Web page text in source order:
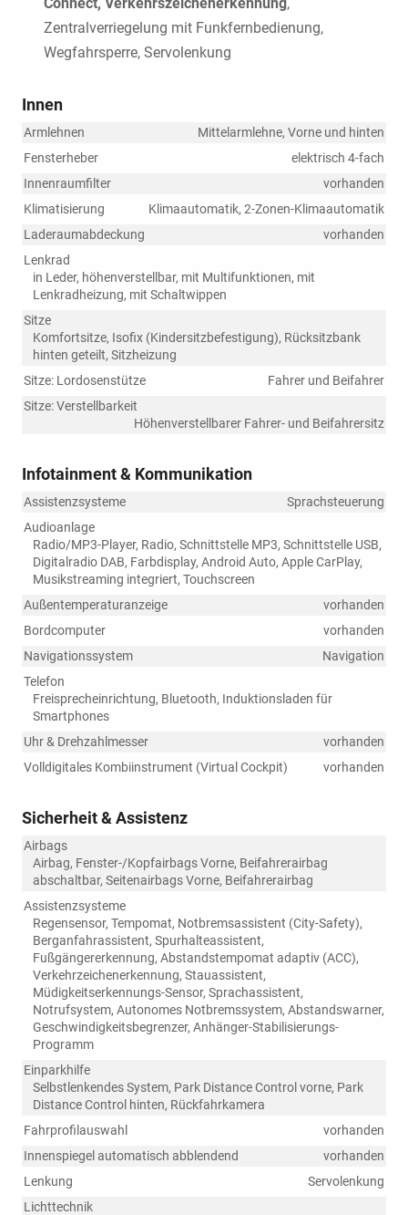
Connect, Verkehrszeichenerkennung ,
Zentralverriegelung mit Funkfernbedienung,
Wegfahrsperre, Servolenkung
Innen
Armlehnen
Mittelarmlehne, Vorne und hinten
Fensterheber
elektrisch 4-fach
Innenraumfilter
vorhanden
Klimatisierung
Klimaautomatik, 2-Zonen-Klimaautomatik
Laderaumabdeckung
vorhanden
Lenkrad
in Leder, höhenverstellbar, mit Multifunktionen, mit
Lenkradheizung, mit Schaltwippen
Sitze
Komfortsitze, Isofix (Kindersitzbefestigung), Rücksitzbank
hinten geteilt, Sitzheizung
Sitze: Lordosenstütze
Fahrer und Beifahrer
Sitze: Verstellbarkeit
Höhenverstellbarer Fahrer- und Beifahrersitz
Infotainment & Kommunikation
Assistenzsysteme
Sprachsteuerung
Audioanlage
Radio/MP3-Player, Radio, Schnittstelle MP3, Schnittstelle USB,
Digitalradio DAB, Farbdisplay, Android Auto, Apple CarPlay,
Musikstreaming integriert, Touchscreen
Außentemperaturanzeige
vorhanden
Bordcomputer
vorhanden
Navigationssystem
Navigation
Telefon
Freisprecheinrichtung, Bluetooth, Induktionsladen für
Smartphones
Uhr & Drehzahlmesser
vorhanden
Volldigitales Kombiinstrument (Virtual Cockpit)
vorhanden
Sicherheit & Assistenz
Airbags
Airbag, Fenster-/Kopfairbags Vorne, Beifahrerairbag
abschaltbar, Seitenairbags Vorne, Beifahrerairbag
Assistenzsysteme
Regensensor, Tempomat, Notbremsassistent (City-Safety),
Berganfahrassistent, Spurhalteassistent,
Fußgängererkennung, Abstandstempomat adaptiv (ACC),
Verkehrzeichenerkennung, Stauassistent,
Müdigkeitserkennungs-Sensor, Sprachassistent,
Notrufsystem, Autonomes Notbremssystem, Abstandswarner,
Geschwindigkeitsbegrenzer, Anhänger-Stabilisierungs-
Programm
Einparkhilfe
Selbstlenkendes System, Park Distance Control vorne, Park
Distance Control hinten, Rückfahrkamera
Fahrprofilauswahl
vorhanden
Innenspiegel automatisch abblendend
vorhanden
Lenkung
Servolenkung
Lichttechnik